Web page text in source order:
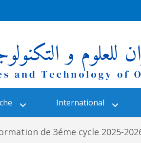
International
de 3éme cycle 2025-